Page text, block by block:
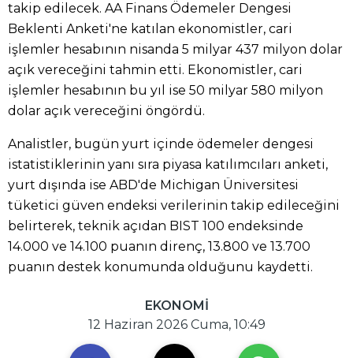
takip edilecek. AA Finans Ödemeler Dengesi
Beklenti Anketi'ne katılan ekonomistler, cari
işlemler hesabının nisanda 5 milyar 437 milyon dolar
açık vereceğini tahmin etti. Ekonomistler, cari
işlemler hesabının bu yıl ise 50 milyar 580 milyon
dolar açık vereceğini öngördü.
Analistler, bugün yurt içinde ödemeler dengesi
istatistiklerinin yanı sıra piyasa katılımcıları anketi,
yurt dışında ise ABD'de Michigan Üniversitesi
tüketici güven endeksi verilerinin takip edileceğini
belirterek, teknik açıdan BIST 100 endeksinde
14.000 ve 14.100 puanın direnç, 13.800 ve 13.700
puanın destek konumunda olduğunu kaydetti.
EKONOMİ
12 Haziran 2026 Cuma, 10:49